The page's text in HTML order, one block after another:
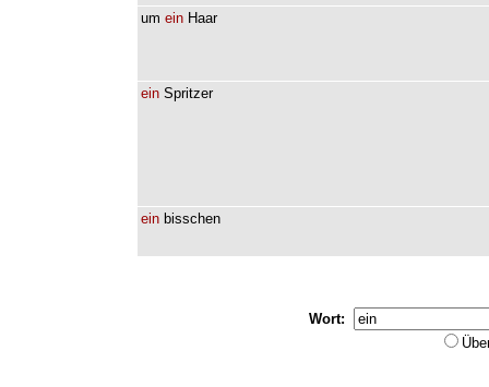
um ein Haar
ein Spritzer
ein bisschen
Wort: